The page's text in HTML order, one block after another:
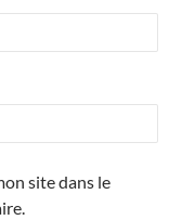
site dans le